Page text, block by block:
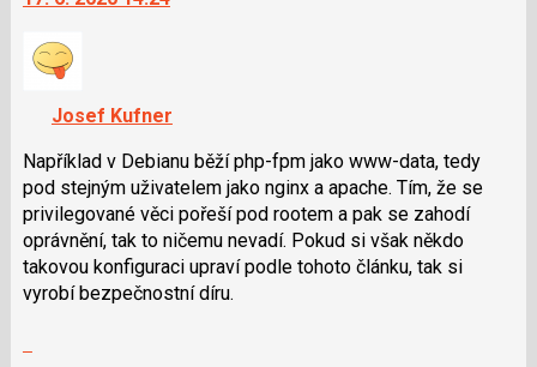
názor.
K
navigaci
lze
použít
i
klávesy
N
pro
následující
Josef Kufner
Například v Debianu běží php-fpm jako www-data, tedy
pod stejným uživatelem jako nginx a apache. Tím, že se
privilegované věci pořeší pod rootem a pak se zahodí
oprávnění, tak to ničemu nevadí. Pokud si však někdo
takovou konfiguraci upraví podle tohoto článku, tak si
vyrobí bezpečnostní díru.